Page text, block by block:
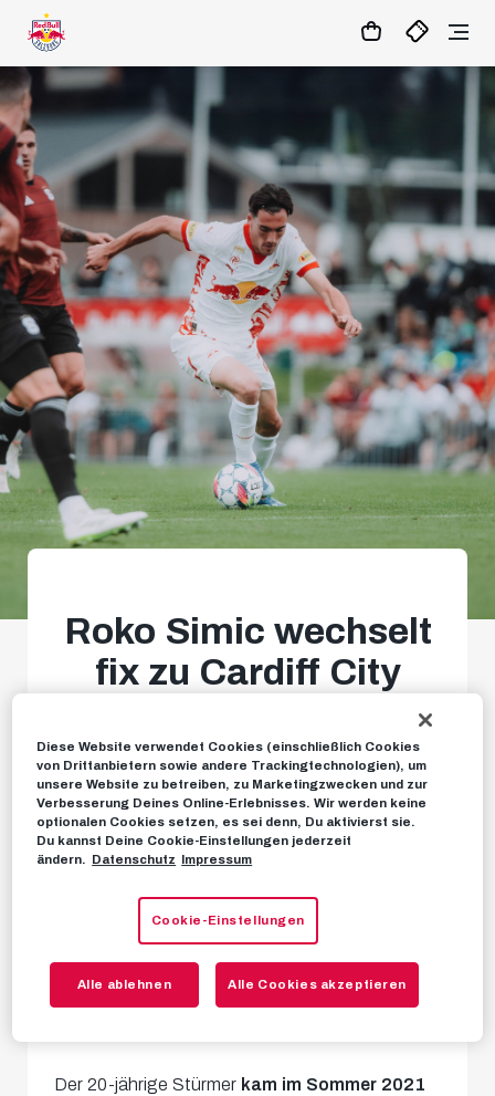
1:22:25 MATCHCENTER
Roko Simic wechselt
fix zu Cardiff City
gemeinsamen Jahren
NEWS
nach gut drei Jahren und wechseltfix in die
Der 20-jährige Stürmer kam im Sommer 2021
Diese Website verwendet Cookies (einschließlich Cookies
von Drittanbietern sowie andere Trackingtechnologien), um
unsere Website zu betreiben, zu Marketingzwecken und zur
Verbesserung Deines Online-Erlebnisses. Wir werden keine
optionalen Cookies setzen, es sei denn, Du aktivierst sie.
Du kannst Deine Cookie-Einstellungen jederzeit
ändern. Datenschutz Impressum
Cookie-Einstellungen
Alle ablehnen Alle Cookies akzeptieren